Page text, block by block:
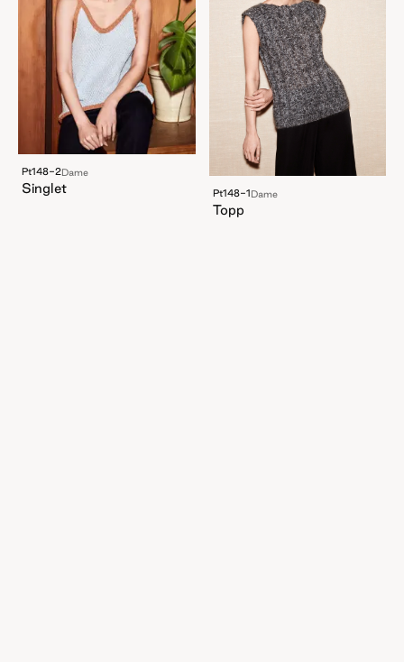
Pt148-2Dame
Singlet Pt148-1Dame
Topp